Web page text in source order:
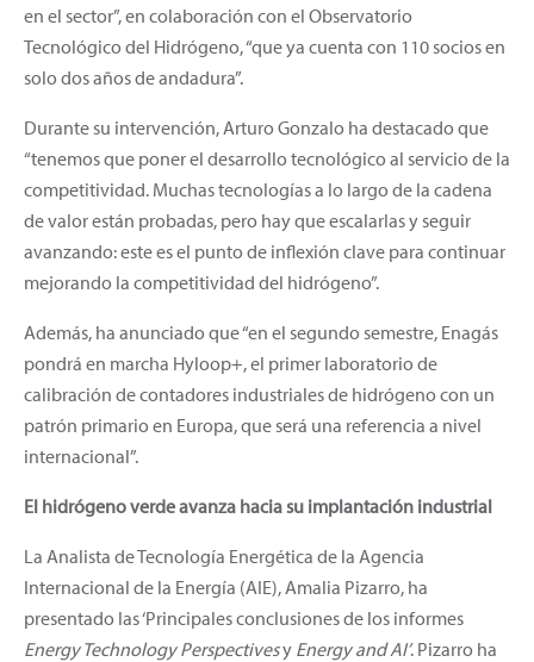
en el sector”, en colaboración con el Observatorio
Tecnológico del Hidrógeno, “que ya cuenta con 110 socios en
solo dos años de andadura”.
Durante su intervención, Arturo Gonzalo ha destacado que
“tenemos que poner el desarrollo tecnológico al servicio de la
competitividad. Muchas tecnologías a lo largo de la cadena
de valor están probadas, pero hay que escalarlas y seguir
avanzando: este es el punto de inflexión clave para continuar
mejorando la competitividad del hidrógeno”.
Además, ha anunciado que “en el segundo semestre, Enagás
pondrá en marcha Hyloop+, el primer laboratorio de
calibración de contadores industriales de hidrógeno con un
patrón primario en Europa, que será una referencia a nivel
internacional”.
El hidrógeno verde avanza hacia su implantación industrial
La Analista de Tecnología Energética de la Agencia
Internacional de la Energía (AIE), Amalia Pizarro, ha
presentado las ‘Principales conclusiones de los informes
Energy Technology Perspectivesy Energy and AI’. Pizarro ha